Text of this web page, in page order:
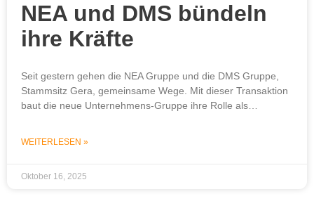
NEA und DMS bündeln
ihre Kräfte
Seit gestern gehen die NEA Gruppe und die DMS Gruppe,
Stammsitz Gera, gemeinsame Wege. Mit dieser Transaktion
baut die neue Unternehmens-Gruppe ihre Rolle als…
WEITERLESEN »
Oktober 16, 2025